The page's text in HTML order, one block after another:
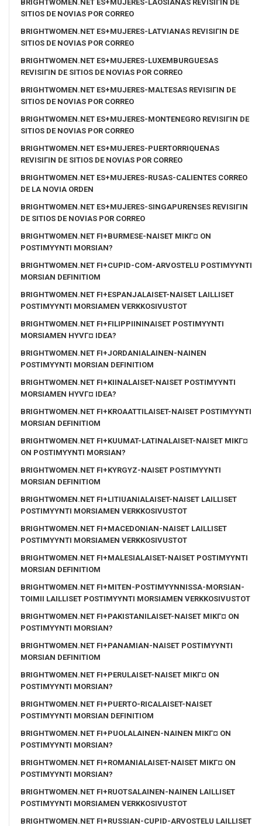
BRIGHTWOMEN.NET ES+MUJERES-LAOSIANAS REVISIГІN DE
SITIOS DE NOVIAS POR CORREO
BRIGHTWOMEN.NET ES+MUJERES-LATVIANAS REVISIГІN DE
SITIOS DE NOVIAS POR CORREO
BRIGHTWOMEN.NET ES+MUJERES-LUXEMBURGUESAS
REVISIГІN DE SITIOS DE NOVIAS POR CORREO
BRIGHTWOMEN.NET ES+MUJERES-MALTESAS REVISIГІN DE
SITIOS DE NOVIAS POR CORREO
BRIGHTWOMEN.NET ES+MUJERES-MONTENEGRO REVISIГІN DE
SITIOS DE NOVIAS POR CORREO
BRIGHTWOMEN.NET ES+MUJERES-PUERTORRIQUENAS
REVISIГІN DE SITIOS DE NOVIAS POR CORREO
BRIGHTWOMEN.NET ES+MUJERES-RUSAS-CALIENTES CORREO
DE LA NOVIA ORDEN
BRIGHTWOMEN.NET ES+MUJERES-SINGAPURENSES REVISIГІN
DE SITIOS DE NOVIAS POR CORREO
BRIGHTWOMEN.NET FI+BURMESE-NAISET MIKГ¤ ON
POSTIMYYNTI MORSIAN?
BRIGHTWOMEN.NET FI+CUPID-COM-ARVOSTELU POSTIMYYNTI
MORSIAN DEFINITIOM
BRIGHTWOMEN.NET FI+ESPANJALAISET-NAISET LAILLISET
POSTIMYYNTI MORSIAMEN VERKKOSIVUSTOT
BRIGHTWOMEN.NET FI+FILIPPIININAISET POSTIMYYNTI
MORSIAMEN HYVГ¤ IDEA?
BRIGHTWOMEN.NET FI+JORDANIALAINEN-NAINEN
POSTIMYYNTI MORSIAN DEFINITIOM
BRIGHTWOMEN.NET FI+KIINALAISET-NAISET POSTIMYYNTI
MORSIAMEN HYVГ¤ IDEA?
BRIGHTWOMEN.NET FI+KROAATTILAISET-NAISET POSTIMYYNTI
MORSIAN DEFINITIOM
BRIGHTWOMEN.NET FI+KUUMAT-LATINALAISET-NAISET MIKГ¤
ON POSTIMYYNTI MORSIAN?
BRIGHTWOMEN.NET FI+KYRGYZ-NAISET POSTIMYYNTI
MORSIAN DEFINITIOM
BRIGHTWOMEN.NET FI+LITIUANIALAISET-NAISET LAILLISET
POSTIMYYNTI MORSIAMEN VERKKOSIVUSTOT
BRIGHTWOMEN.NET FI+MACEDONIAN-NAISET LAILLISET
POSTIMYYNTI MORSIAMEN VERKKOSIVUSTOT
BRIGHTWOMEN.NET FI+MALESIALAISET-NAISET POSTIMYYNTI
MORSIAN DEFINITIOM
BRIGHTWOMEN.NET FI+MITEN-POSTIMYYNNISSA-MORSIAN-
TOIMII LAILLISET POSTIMYYNTI MORSIAMEN VERKKOSIVUSTOT
BRIGHTWOMEN.NET FI+PAKISTANILAISET-NAISET MIKГ¤ ON
POSTIMYYNTI MORSIAN?
BRIGHTWOMEN.NET FI+PANAMIAN-NAISET POSTIMYYNTI
MORSIAN DEFINITIOM
BRIGHTWOMEN.NET FI+PERULAISET-NAISET MIKГ¤ ON
POSTIMYYNTI MORSIAN?
BRIGHTWOMEN.NET FI+PUERTO-RICALAISET-NAISET
POSTIMYYNTI MORSIAN DEFINITIOM
BRIGHTWOMEN.NET FI+PUOLALAINEN-NAINEN MIKГ¤ ON
POSTIMYYNTI MORSIAN?
BRIGHTWOMEN.NET FI+ROMANIALAISET-NAISET MIKГ¤ ON
POSTIMYYNTI MORSIAN?
BRIGHTWOMEN.NET FI+RUOTSALAINEN-NAINEN LAILLISET
POSTIMYYNTI MORSIAMEN VERKKOSIVUSTOT
BRIGHTWOMEN.NET FI+RUSSIAN-CUPID-ARVOSTELU LAILLISET